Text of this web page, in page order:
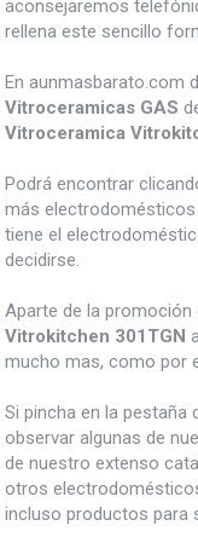
aconsejaremos
rellena este sencillo
En aunmasbarato.com
Vitroceramicas GAS
Vitroceramica
Podrá encontrar
más
tiene el
decidirse.
Aparte de la
Vitrokitchen 301TGN
mucho mas, como por
Si pincha en la pestaña
observar algunas de
de nuestro extenso
otros
incluso productos para